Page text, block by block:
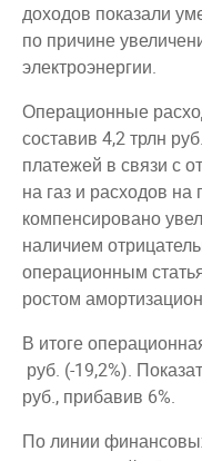
доходов показали
по причине
электроэнергии.
Операционные
составив 4,2 трлн
платежей в связи с
на газ и расходов
компенсировано
наличием
операционным
ростом
В итоге
руб. (-19,2%).
руб., прибавив 6%.
По линии